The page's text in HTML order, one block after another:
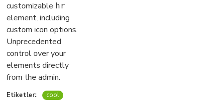
customizable hr
element, including
custom icon options.
Unprecedented
control over your
elements directly
from the admin.
Etiketler:
cool